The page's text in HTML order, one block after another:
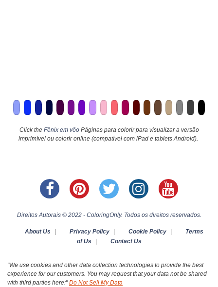
Click the Fênix em vôoPáginas para colorir para visualizar a versão
imprimível ou colorir online (compatível com iPad e tablets Android).
Direitos Autorais © 2022 - ColoringOnly. Todos os direitos reservados.
About Us Privacy Policy Cookie Policy
Terms
of Us
Contact Us
"We use cookies and other data collection technologies to provide the best
experience for our customers. You may request that your data not be shared
with third parties here:"Do Not Sell My Data